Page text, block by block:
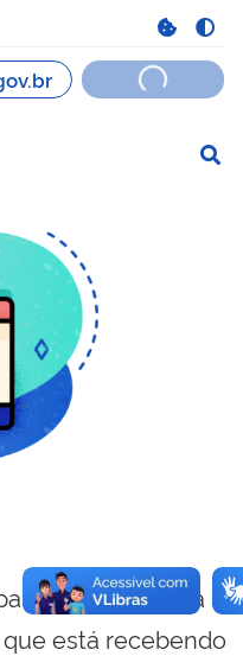
visualizar essa
está recebendo